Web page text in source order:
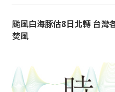
颱風白海豚估8日北轉 台灣
焚風